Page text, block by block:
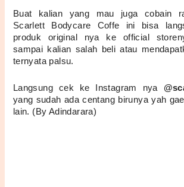
Buat kalian yang mau juga cobain
Scarlett Bodycare Coffe ini bisa
produk original nya ke official
sampai kalian salah beli atau
ternyata palsu.
Langsung cek ke Instagram nya
yang sudah ada centang birunya yah
lain. (By Adindarara)